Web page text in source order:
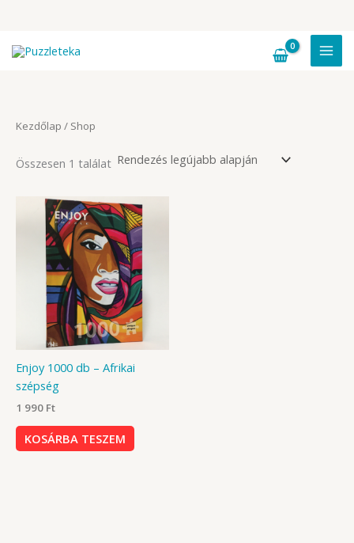
Kezdőlap / Shop
Összesen 1 találat
Enjoy 1000 db – Afrikai
szépség
1 990 Ft
KOSÁRBA TESZEM